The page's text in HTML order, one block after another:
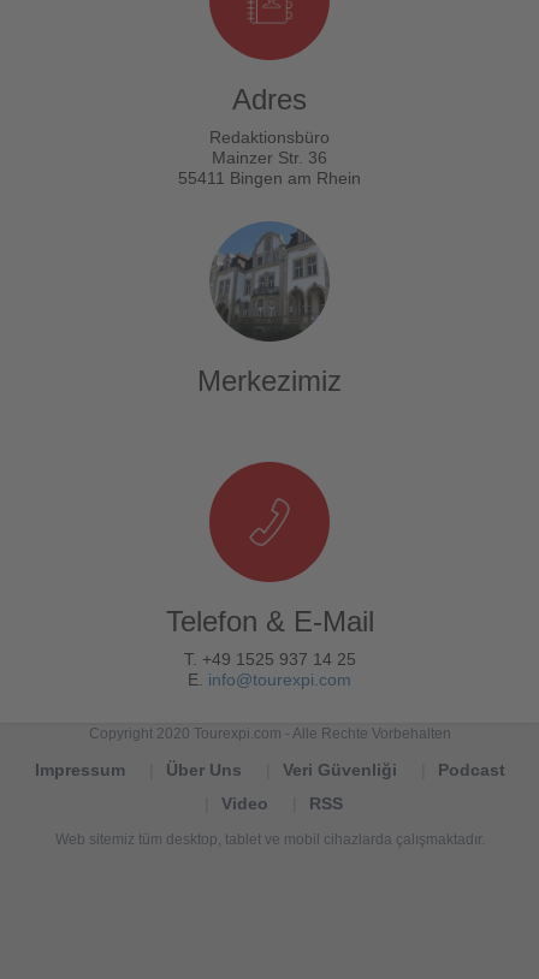
Adres
Redaktionsbüro
Mainzer Str. 36
55411 Bingen am Rhein
Merkezimiz
Telefon & E-Mail
T. +49 1525 937 14 25
E. info@tourexpi.com
Copyright 2020 Tourexpi.com - Alle Rechte Vorbehalten
Impressum Über Uns Veri Güvenliği
Podcast
Video
RSS
Web sitemiz tüm desktop, tablet ve mobil cihazlarda çalışmaktadır.